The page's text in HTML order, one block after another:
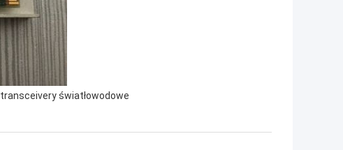
transceivery światłowodowe